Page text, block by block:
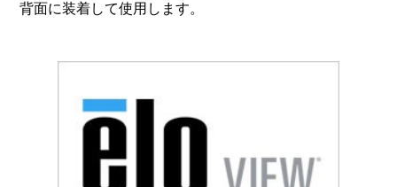
背面に装着して使用します。